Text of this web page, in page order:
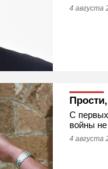
4 августа
С
войны не
4 августа